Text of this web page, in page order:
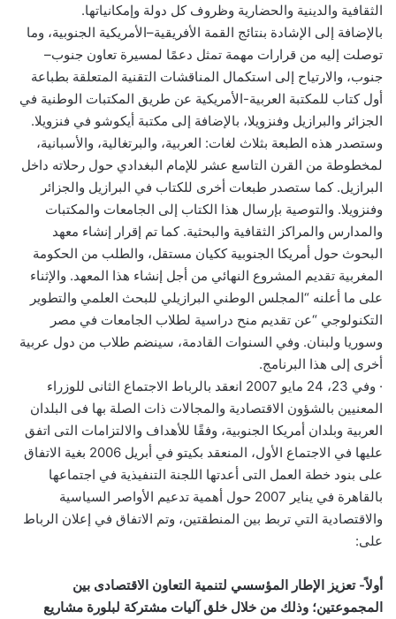
الثقافية والدينية والحضارية وظروف كل دولة وإمكانياتها.
بالإضافة إلى الإشادة بنتائج القمة الأفريقية–الأمريكية الجنوبية، وما
توصلت إليه من قرارات مهمة تمثل دعمًا لمسيرة تعاون جنوب–
جنوب، والارتياح إلى استكمال المناقشات التقنية المتعلقة بطباعة
أول كتاب للمكتبة العربية-الأمريكية عن طريق المكتبات الوطنية في
الجزائر والبرازيل وفنزويلا، بالإضافة إلى مكتبة أيكوشو في فنزويلا.
وستصدر هذه الطبعة بثلاث لغات: العربية، والبرتغالية، والأسبانية،
لمخطوطة من القرن التاسع عشر للإمام البغدادي حول رحلاته داخل
البرازيل. كما ستصدر طبعات أخرى للكتاب في البرازيل والجزائر
وفنزويلا. والتوصية بإرسال هذا الكتاب إلى الجامعات والمكتبات
والمدارس والمراكز الثقافية والبحثية. كما تم إقرار إنشاء معهد
البحوث حول أمريكا الجنوبية ككيان مستقل، والطلب من الحكومة
المغربية تقديم المشروع النهائي من أجل إنشاء هذا المعهد. والإثناء
على ما أعلنه “المجلس الوطني البرازيلي للبحث العلمي والتطوير
التكنولوجي “عن تقديم منح دراسية لطلاب الجامعات في مصر
وسوريا ولبنان. وفي السنوات القادمة، سينضم طلاب من دول عربية
أخرى إلى هذا البرنامج.
· وفي 23، 24 مايو 2007 انعقد بالرباط الاجتماع الثانى للوزراء
المعنيين بالشؤون الاقتصادية والمجالات ذات الصلة بها فى البلدان
العربية وبلدان أمريكا الجنوبية، وفقًا للأهداف والالتزامات التى اتفق
عليها في الاجتماع الأول، المنعقد بكيتو في أبريل 2006 بغية الاتفاق
على بنود خطة العمل التى أعدتها اللجنة التنفيذية في اجتماعها
بالقاهرة في يناير 2007 حول أهمية تدعيم الأواصر السياسية
والاقتصادية التي تربط بين المنطقتين، وتم الاتفاق في إعلان الرباط
على:
أولاً- تعزيز الإطار المؤسسي لتنمية التعاون الاقتصادى بين
المجموعتين؛ وذلك من خلال خلق آليات مشتركة لبلورة مشاريع